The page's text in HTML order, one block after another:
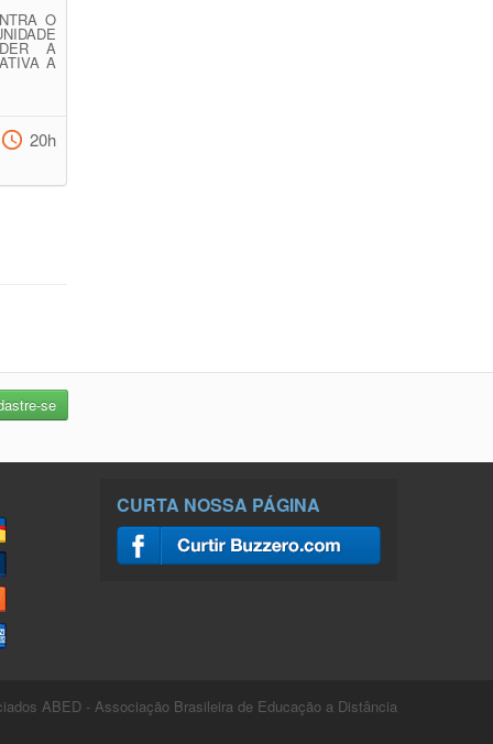
O
A
A
20h
CURTA NOSSA PÁGINA
ABED - Associação Brasileira de Educação a Distância